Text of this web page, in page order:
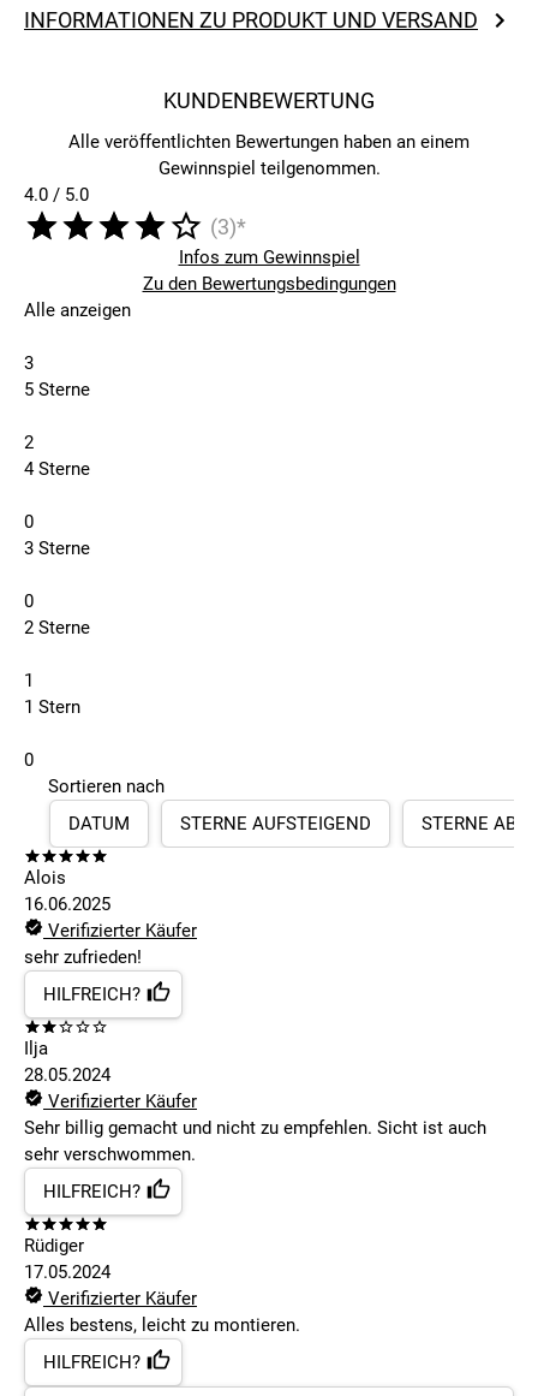
INFORMATIONEN ZU PRODUKT UND VERSAND
KUNDENBEWERTUNG
Alle veröffentlichten Bewertungen haben an einem
Gewinnspiel teilgenommen.
4.0 / 5.0
(3)*
Infos zum Gewinnspiel
Zu den Bewertungsbedingungen
Alle anzeigen
3
5 Sterne
2
4 Sterne
0
3 Sterne
0
2 Sterne
1
1 Stern
0
Sortieren nach
DATUM
STERNE AUFSTEIGEND STERNE
Alois
16.06.2025
Verifizierter Käufer
sehr zufrieden!
HILFREICH?
Ilja
28.05.2024
Verifizierter Käufer
Sehr billig gemacht und nicht zu empfehlen. Sicht ist auch
sehr verschwommen.
HILFREICH?
Rüdiger
17.05.2024
Verifizierter Käufer
Alles bestens, leicht zu montieren.
HILFREICH?